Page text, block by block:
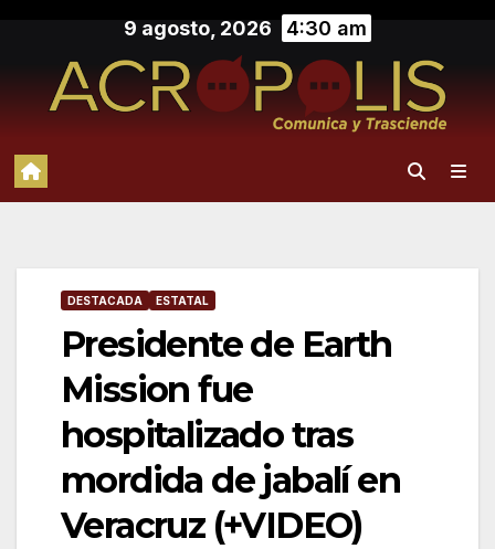
contenido
9 agosto, 2026 4:30 am
DESTACADA ESTATAL
Presidente de Earth
Mission fue
hospitalizado tras
mordida de jabalí en
Veracruz (+VIDEO)